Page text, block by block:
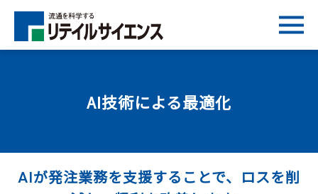
AI技術による最適化
AIが発注業務を支援することで、ロスを削